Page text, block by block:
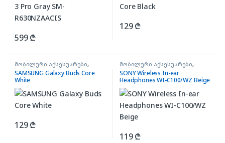
599₾
129₾
მობილური აქსესუარები,
ყურსასმენები BUDS
SAMSUNG Galaxy Buds Core
White
129₾
მობილური აქსესუარები,
ყურსასმენები EARPHONES
SONY Wireless In-ear
Headphones WI-C100/WZ Beige
119₾